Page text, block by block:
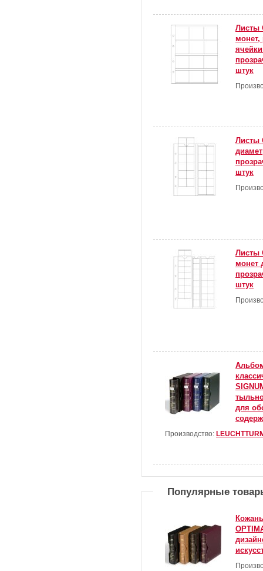
Листы
монет,
штук
Листы
штук
Листы
монет
штук
для
Производство:
Популярные